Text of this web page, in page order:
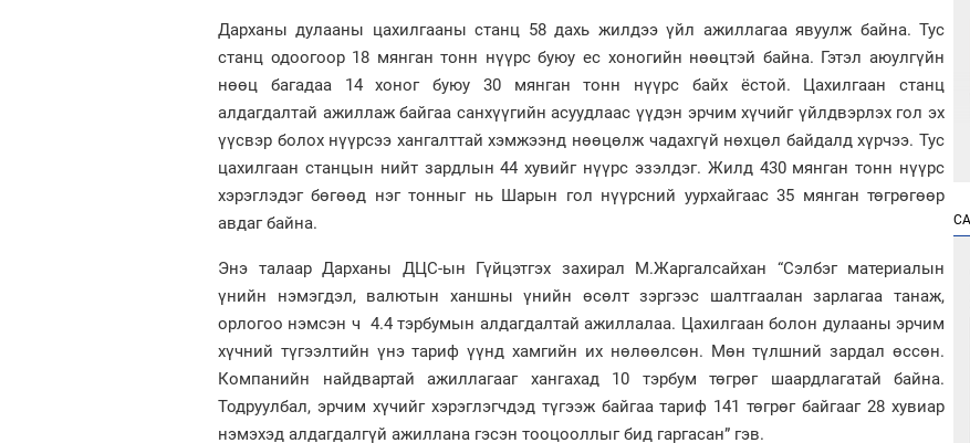
Дарханы дулааны цахилгааны станц 58 дахь жилдээ үйл ажиллагаа явуулж байна. Тус
станц одоогоор 18 мянган тонн нүүрс буюу ес хоногийн нөөцтэй байна. Гэтэл аюулгүйн
нөөц багадаа 14 хоног буюу 30 мянган тонн нүүрс байх ёстой. Цахилгаан станц
алдагдалтай ажиллаж байгаа санхүүгийн асуудлаас үүдэн эрчим хүчийг үйлдвэрлэх гол эх
үүсвэр болох нүүрсээ хангалттай хэмжээнд нөөцөлж чадахгүй нөхцөл байдалд хүрчээ. Тус
цахилгаан станцын нийт зардлын 44 хувийг нүүрс эзэлдэг. Жилд 430 мянган тонн нүүрс
хэрэглэдэг бөгөөд нэг тонныг нь Шарын гол нүүрсний уурхайгаас 35 мянган төгрөгөөр
авдаг байна.
Энэ талаар Дарханы ДЦС-ын Гүйцэтгэх захирал М.Жаргалсайхан “Сэлбэг материалын
үнийн нэмэгдэл, валютын ханшны үнийн өсөлт зэргээс шалтгаалан зарлагаа танаж,
орлогоо нэмсэн ч 4.4 тэрбумын алдагдалтай ажиллалаа. Цахилгаан болон дулааны эрчим
хүчний түгээлтийн үнэ тариф үүнд хамгийн их нөлөөлсөн. Мөн түлшний зардал өссөн.
Компанийн найдвартай ажиллагааг хангахад 10 тэрбум төгрөг шаардлагатай байна.
Тодруулбал, эрчим хүчийг хэрэглэгчдэд түгээж байгаа тариф 141 төгрөг байгааг 28 хувиар
нэмэхэд алдагдалгүй ажиллана гэсэн тооцооллыг бид гаргасан” гэв.